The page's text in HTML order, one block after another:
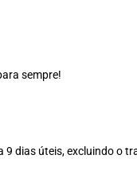
sempre!
9 dias úteis, excluindo o